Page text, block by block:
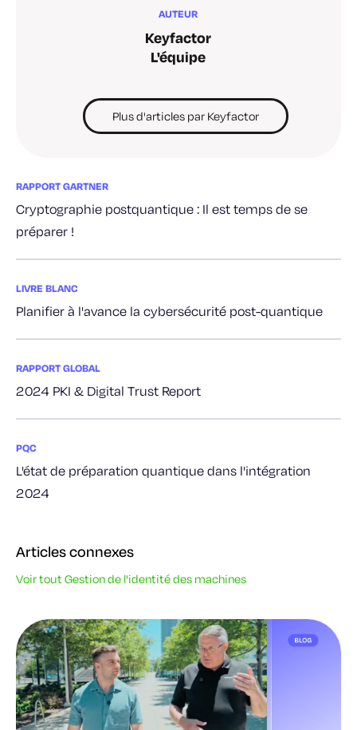
AUTEUR
Keyfactor
L'équipe
Plus d'articles par Keyfactor
RAPPORT GARTNER
Cryptographie postquantique : Il est temps de se
préparer !
LIVRE BLANC
Planifier à l'avance la cybersécurité post-quantique
RAPPORT GLOBAL
2024 PKI & Digital Trust Report
PQC
L'état de préparation quantique dans l'intégration
2024
Articles connexes
Voir tout Gestion de l'identité des machines